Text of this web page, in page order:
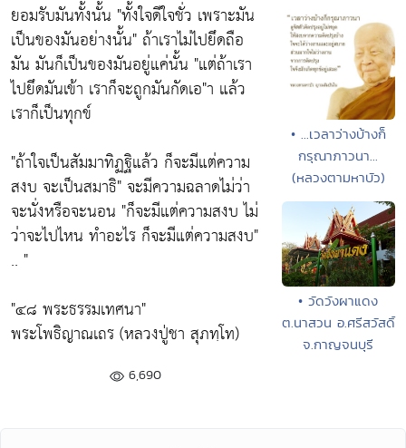
ยอมรับมันทั้งนั้น "ทั้งใจดีใจชั่ว เพราะมัน
เป็นของมันอย่างนั้น" ถ้าเราไม่ไปยึดถือ
มัน มันก็เป็นของมันอยู่แค่นั้น "แต่ถ้าเรา
ไปยึดมันเข้า เราก็จะถูกมันกัดเอ"า แล้ว
เราก็เป็นทุกข์
"ถ้าใจเป็นสัมมาทิฏฐิแล้ว ก็จะมีแต่ความ
สงบ จะเป็นสมาธิ" จะมีความฉลาดไม่ว่า
จะนั่งหรือจะนอน "ก็จะมีแต่ความสงบ ไม่
ว่าจะไปไหน ทำอะไร ก็จะมีแต่ความสงบ"
.. "
"๔๘ พระธรรมเทศนา"
พระโพธิญาณเถร (หลวงปู่ชา สุภทฺโท)
6,690
• ...เวลาว่างบ้างก็
กรุณาภาวนา...
(หลวงตามหาบัว)
• วัดวังผาแดง
ต.นาสวน อ.ศรีสวัสดิ์
จ.กาญจนบุรี